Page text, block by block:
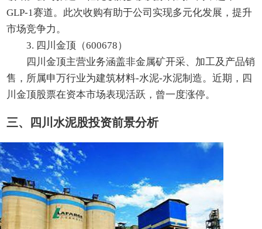
GLP-1赛道。此次收购有助于公司实现多元化发展，提升
市场竞争力。
3. 四川金顶（600678）
四川金顶主营业务涵盖非金属矿开采、加工及产品销
售，所属申万行业为建筑材料-水泥-水泥制造。近期，四
川金顶股票在资本市场表现活跃，曾一度涨停。
三、四川水泥股投资前景分析